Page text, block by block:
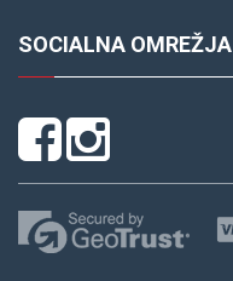
SOCIALNA OMREŽJA